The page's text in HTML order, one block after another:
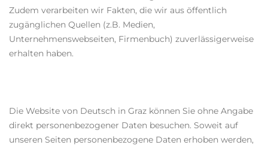
Zudem verarbeiten wir Fakten, die wir aus öffentlich
zugänglichen Quellen (z.B. Medien,
Unternehmenswebseiten, Firmenbuch) zuverlässigerweise
erhalten haben.
Die Website von Deutsch in Graz können Sie ohne Angabe
direkt personenbezogener Daten besuchen. Soweit auf
unseren Seiten personenbezogene Daten erhoben werden,